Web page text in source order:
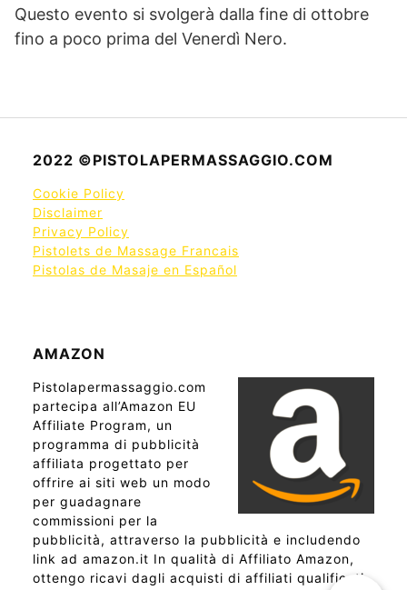
Questo evento si svolgerà dalla fine di ottobre
fino a poco prima del Venerdì Nero.
2022 ©PISTOLAPERMASSAGGIO.COM
Cookie Policy
Disclaimer
Privacy Policy
Pistolets de Massage Francais
Pistolas de Masaje en Español
AMAZON
Pistolapermassaggio.com
partecipa all’Amazon EU
Affiliate Program, un
programma di pubblicità
affiliata progettato per
offrire ai siti web un modo
per guadagnare
commissioni per la
pubblicità, attraverso la pubblicità e includendo
link ad amazon.it In qualità di Affiliato Amazon,
ottengo ricavi dagli acquisti di affiliati qualificati